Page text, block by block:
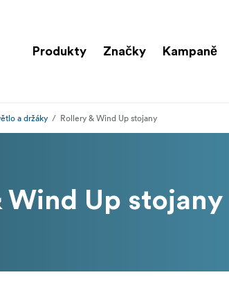
Produkty Značky Kampaně
a držáky Rollery & Wind Up stojany
Wind Up stojany